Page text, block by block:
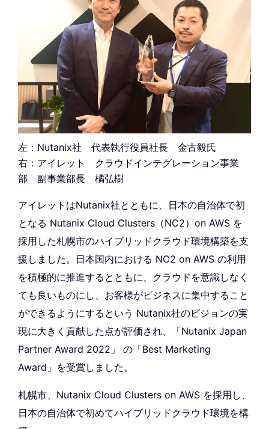
左：Nutanix社 代表執行役員社長 金古毅氏
右：アイレット クラウドインテグレーション事業
部 副事業部長 橘弘樹
アイレットはNutanix社とともに、日本の自治体で初
となる Nutanix Cloud Clusters（NC2）on AWS を
採用した札幌市のハイブリッドクラウド環境構築を支
援しました。日本国内における NC2 on AWS の利用
を積極的に推進するとともに、クラウドを意識しなく
ても良いものにし、お客様がビジネスに集中すること
ができるようにするという Nutanix社のビジョンの実
現に大きく貢献した点が評価され、「Nutanix Japan
Partner Award 2022」 の「Best Marketing
Award」を受賞しました。
札幌市、Nutanix Cloud Clusters on AWS を採用し、
日本の自治体で初めてハイブリッドクラウド環境を構